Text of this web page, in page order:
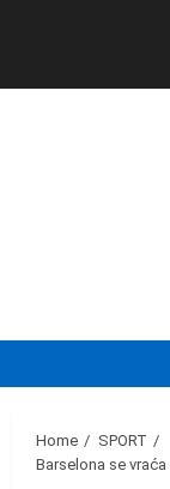
Home
SPORT
Barselona se